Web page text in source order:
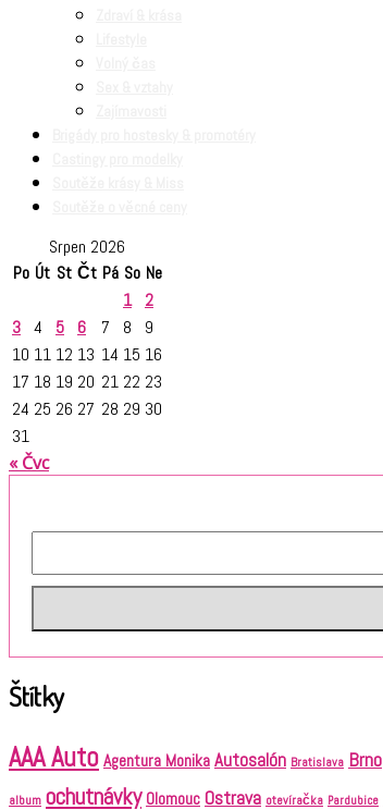
Srpen 2026
Po Út St Čt Pá So Ne
1
2
3 4 5 6 7 8
9
10 11 12 13 14 15 16
17 18 19 20 21 22 23
24 25 26 27 28 29 30
31
« Čvc
Štítky
AAA Auto Agentura Monika Autosalón Bratislava Brno
album ochutnávky Olomouc Ostrava otevíračka Pardubice